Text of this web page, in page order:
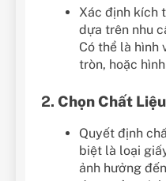
Xác định kích
dựa trên nhu
Có thể là hình
tròn, hoặc
2. Chọn Chất
Quyết định
biệt là loại
ảnh hưởng